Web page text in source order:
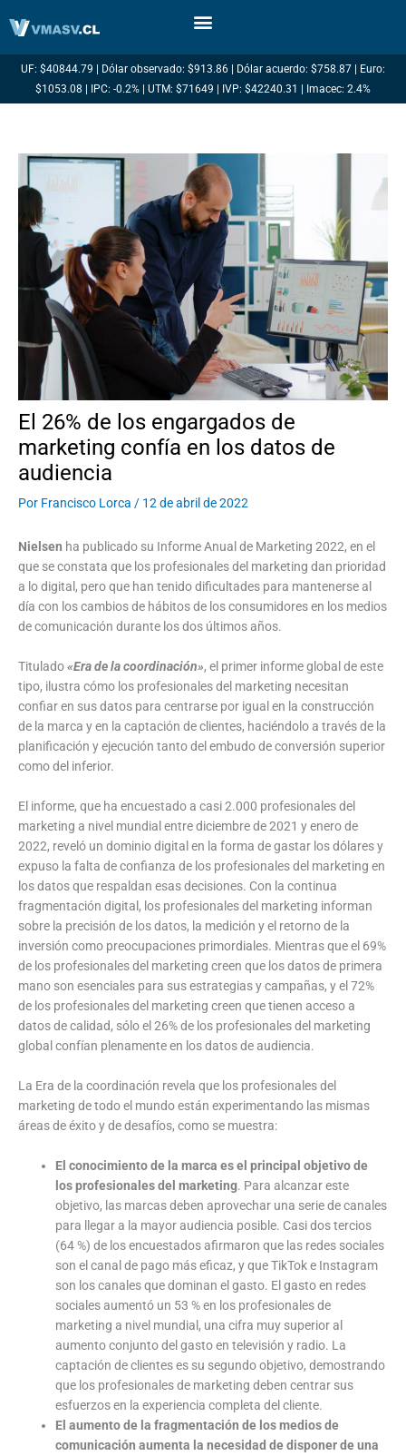
UF: $40844.79 | Dólar observado: $913.86 | Dólar acuerdo: $758.87 | Euro:
$1053.08 | IPC: -0.2% | UTM: $71649 | IVP: $42240.31 | Imacec: 2.4%
El 26% de los engargados de
marketing confía en los datos de
audiencia
Por Francisco Lorca / 12 de abril de 2022
Nielsen ha publicado su Informe Anual de Marketing 2022, en el
que se constata que los profesionales del marketing dan prioridad
a lo digital, pero que han tenido dificultades para mantenerse al
día con los cambios de hábitos de los consumidores en los medios
de comunicación durante los dos últimos años.
Titulado«Era de la coordinación», el primer informe global de este
tipo, ilustra cómo los profesionales del marketing necesitan
confiar en sus datos para centrarse por igual en la construcción
de la marca y en la captación de clientes, haciéndolo a través de la
planificación y ejecución tanto del embudo de conversión superior
como del inferior.
El informe, que ha encuestado a casi 2.000 profesionales del
marketing a nivel mundial entre diciembre de 2021 y enero de
2022, reveló un dominio digital en la forma de gastar los dólares y
expuso la falta de confianza de los profesionales del marketing en
los datos que respaldan esas decisiones. Con la continua
fragmentación digital, los profesionales del marketing informan
sobre la precisión de los datos, la medición y el retorno de la
inversión como preocupaciones primordiales. Mientras que el 69%
de los profesionales del marketing creen que los datos de primera
mano son esenciales para sus estrategias y campañas, y el 72%
de los profesionales del marketing creen que tienen acceso a
datos de calidad, sólo el 26% de los profesionales del marketing
global confían plenamente en los datos de audiencia.
La Era de la coordinación revela que los profesionales del
marketing de todo el mundo están experimentando las mismas
áreas de éxito y de desafíos, como se muestra:
El conocimiento de la marca es el principal objetivo de
los profesionales del marketing. Para alcanzar este
objetivo, las marcas deben aprovechar una serie de canales
para llegar a la mayor audiencia posible. Casi dos tercios
(64 %) de los encuestados afirmaron que las redes sociales
son el canal de pago más eficaz, y que TikTok e Instagram
son los canales que dominan el gasto. El gasto en redes
sociales aumentó un 53 % en los profesionales de
marketing a nivel mundial, una cifra muy superior al
aumento conjunto del gasto en televisión y radio. La
captación de clientes es su segundo objetivo, demostrando
que los profesionales de marketing deben centrar sus
esfuerzos en la experiencia completa del cliente.
El aumento de la fragmentación de los medios de
comunicación aumenta la necesidad de disponer de una